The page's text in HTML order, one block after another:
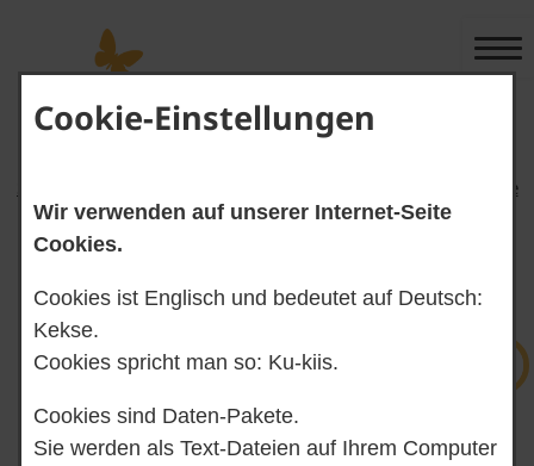
Cookie-Einstellungen
Wir verwenden auf unserer Internet-Seite
Cookies.
Cookies ist Englisch und bedeutet auf Deutsch:
Kekse.
Cookies spricht man so: Ku-kiis.
Cookies sind Daten-Pakete.
Sie werden als Text-Dateien auf Ihrem Computer
Start-Seite Leichte Sprache
Gebärden-Sprache
Kontrast ändern